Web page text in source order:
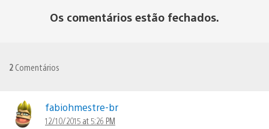
Os comentários estão fechados.
2 Comentários
fabiohmestre-br
12/10/2015 at 5:26 PM